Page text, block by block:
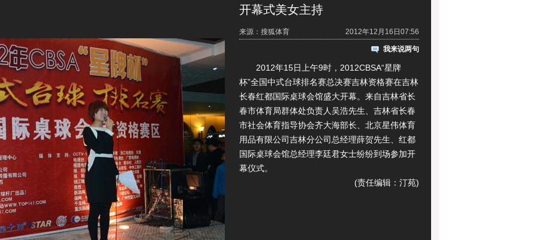
开幕式美女主持
2012年12月16日07:56
来源：搜狐体育
我来说两句
2012年15日上午9时，2012CBSA“星牌
杯”全国中式台球排名赛总决赛吉林资格赛在吉林
长春红都国际桌球会馆盛大开幕。来自吉林省长
春市体育局群体处负责人吴浩先生、吉林省长春
市社会体育指导协会齐大海部长、北京星伟体育
用品有限公司吉林分公司总经理薛贺先生、红都
国际桌球会馆总经理李廷君女士纷纷到场参加开
幕仪式。
(责任编辑：汀苑)